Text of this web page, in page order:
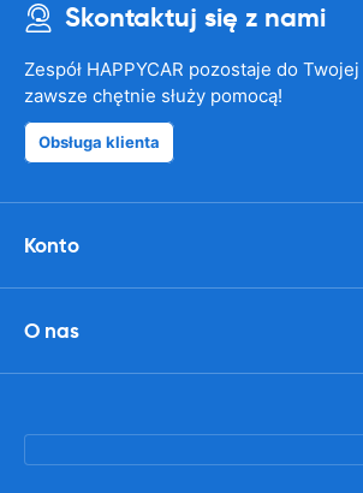
Skontaktuj się z nami
Zespół HAPPYCAR pozostaje do
zawsze chętnie służy pomocą!
Obsługa klienta
Konto
O nas